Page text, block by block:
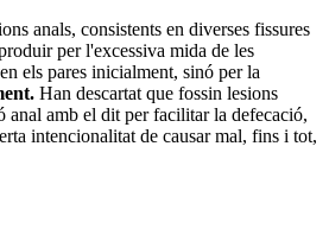
anals, consistents en diverses fissures
per l'excessiva mida de les
els pares inicialment, sinó per la
Han descartat que fossin lesions
anal amb el dit per facilitar la defecació,
intencionalitat de causar mal, fins i tot,